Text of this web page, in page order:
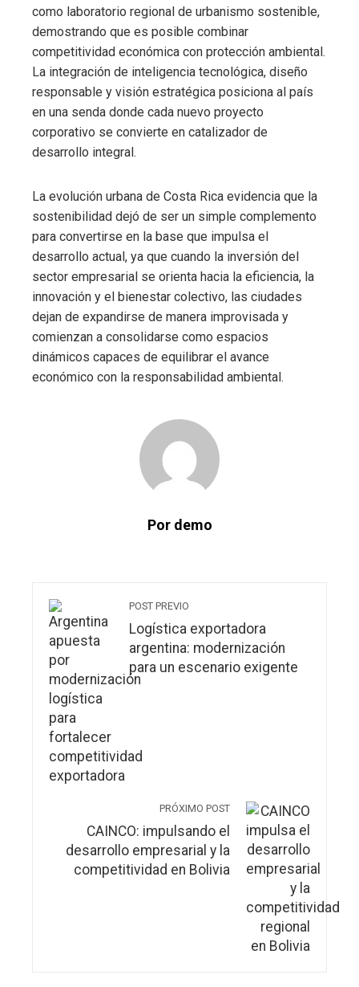
como laboratorio regional de urbanismo sostenible,
demostrando que es posible combinar
competitividad económica con protección ambiental.
La integración de inteligencia tecnológica, diseño
responsable y visión estratégica posiciona al país
en una senda donde cada nuevo proyecto
corporativo se convierte en catalizador de
desarrollo integral.
La evolución urbana de Costa Rica evidencia que la
sostenibilidad dejó de ser un simple complemento
para convertirse en la base que impulsa el
desarrollo actual, ya que cuando la inversión del
sector empresarial se orienta hacia la eficiencia, la
innovación y el bienestar colectivo, las ciudades
dejan de expandirse de manera improvisada y
comienzan a consolidarse como espacios
dinámicos capaces de equilibrar el avance
económico con la responsabilidad ambiental.
Por demo
POST PREVIO
Logística exportadora
argentina: modernización
para un escenario exigente
PRÓXIMO POST
CAINCO: impulsando el
desarrollo empresarial y la
competitividad en Bolivia